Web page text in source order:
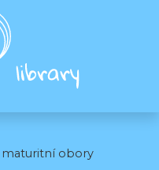
maturitní obory